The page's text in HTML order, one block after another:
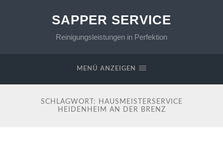
SAPPER SERVICE
Reinigungsleistungen in Perfektion
MENÜ ANZEIGEN
SCHLAGWORT:
HAUSMEISTERSERVICE
HEIDENHEIM AN DER BRENZ